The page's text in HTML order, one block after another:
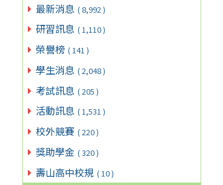
最新消息 ( 8,992 )
研習訊息 ( 1,110 )
榮譽榜 ( 141 )
學生消息 ( 2,048 )
考試訊息 ( 205 )
活動訊息 ( 1,531 )
校外競賽 ( 220 )
獎助學金 ( 320 )
壽山高中校規 ( 10 )